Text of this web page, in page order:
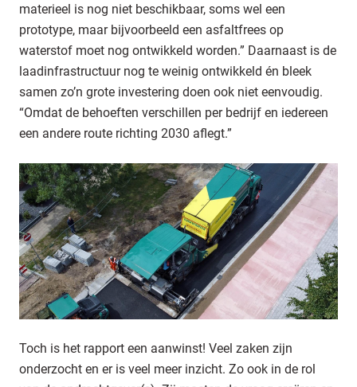
materieel is nog niet beschikbaar, soms wel een
prototype, maar bijvoorbeeld een asfaltfrees op
waterstof moet nog ontwikkeld worden.” Daarnaast is de
laadinfrastructuur nog te weinig ontwikkeld én bleek
samen zo’n grote investering doen ook niet eenvoudig.
“Omdat de behoeften verschillen per bedrijf en iedereen
een andere route richting 2030 aflegt.”
Toch is het rapport een aanwinst! Veel zaken zijn
onderzocht en er is veel meer inzicht. Zo ook in de rol